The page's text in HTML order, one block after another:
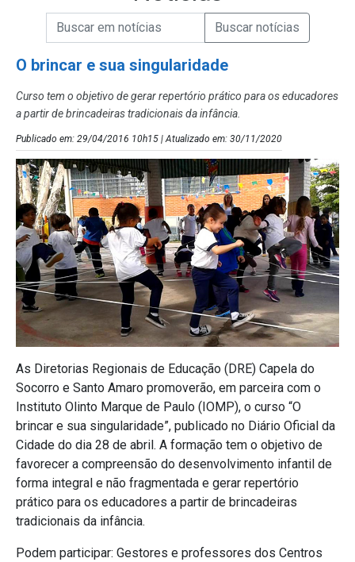
Campo de Busca de Notícias
Campo de Busca de informaçõesEnviar a Busca de Notícias
O brincar e sua singularidade
Curso tem o objetivo de gerar repertório prático para os educadores
a partir de brincadeiras tradicionais da infância.
Publicado em: 29/04/2016 10h15 | Atualizado em: 30/11/2020
As Diretorias Regionais de Educação (DRE) Capela do
Socorro e Santo Amaro promoverão, em parceira com o
Instituto Olinto Marque de Paulo (IOMP), o curso “O
brincar e sua singularidade”, publicado no Diário Oficial da
Cidade do dia 28 de abril. A formação tem o objetivo de
favorecer a compreensão do desenvolvimento infantil de
forma integral e não fragmentada e gerar repertório
prático para os educadores a partir de brincadeiras
tradicionais da infância.
Podem participar: Gestores e professores dos Centros